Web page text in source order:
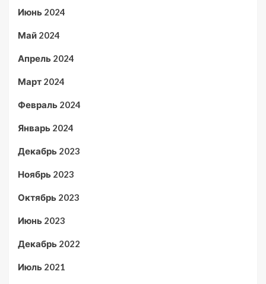
Июнь 2024
Май 2024
Апрель 2024
Март 2024
Февраль 2024
Январь 2024
Декабрь 2023
Ноябрь 2023
Октябрь 2023
Июнь 2023
Декабрь 2022
Июль 2021